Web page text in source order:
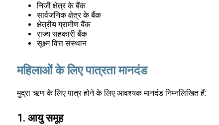
निजी क्षेत्र के बैंक
सार्वजनिक क्षेत्र के बैंक
क्षेत्रीय ग्रामीण बैंक
राज्य सहकारी बैंक
सूक्ष्म वित्त संस्थान
महिलाओं के लिए पात्रता मानदंड
मुद्रा ऋण के लिए पात्र होने के लिए आवश्यक मानदंड निम्नलिखित हैं:
1. आयु समूह